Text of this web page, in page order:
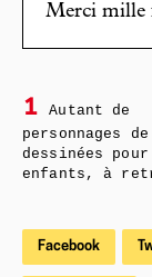
Merci mille
1
Autant de
personnages
dessinées pour
enfants, à
Facebook